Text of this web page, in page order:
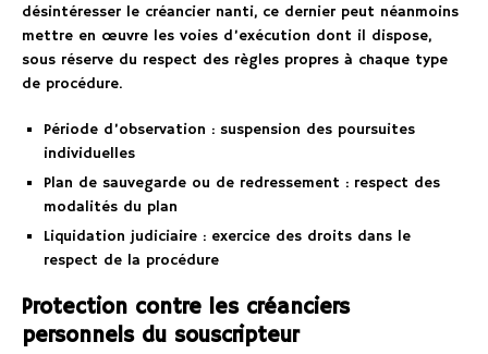
désintéresser le créancier nanti, ce dernier peut néanmoins
mettre en œuvre les voies d’exécution dont il dispose,
sous réserve du respect des règles propres à chaque type
de procédure.
Période d’observation : suspension des poursuites
individuelles
Plan de sauvegarde ou de redressement : respect des
modalités du plan
Liquidation judiciaire : exercice des droits dans le
respect de la procédure
Protection contre les créanciers
personnels du souscripteur